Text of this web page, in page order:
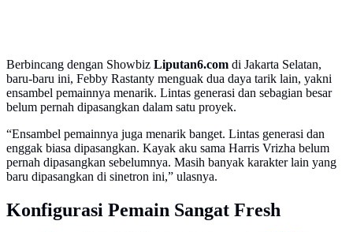
Berbincang dengan Showbiz Liputan6.com di Jakarta Selatan,
baru-baru ini, Febby Rastanty menguak dua daya tarik lain, yakni
ensambel pemainnya menarik. Lintas generasi dan sebagian besar
belum pernah dipasangkan dalam satu proyek.
“Ensambel pemainnya juga menarik banget. Lintas generasi dan
enggak biasa dipasangkan. Kayak aku sama Harris Vrizha belum
pernah dipasangkan sebelumnya. Masih banyak karakter lain yang
baru dipasangkan di sinetron ini,” ulasnya.
Konfigurasi Pemain Sangat Fresh